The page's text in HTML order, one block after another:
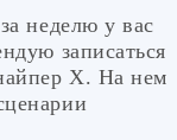
неделю у вас
записаться
Х. На нем